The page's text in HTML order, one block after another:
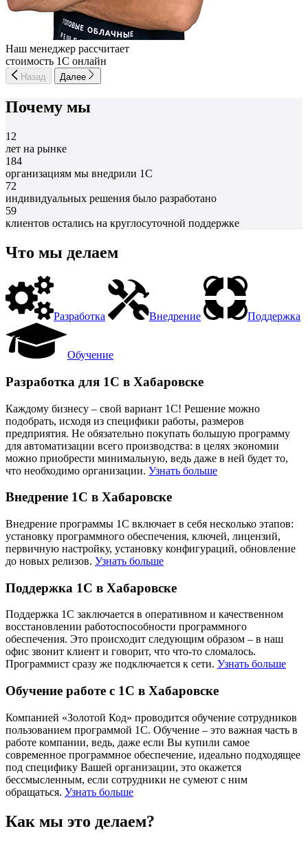
Наш менеджер рассчитает
стоимость 1С онлайн
Назад Далее
Почему мы
12
лет на рынке
184
организациям мы внедрили 1С
72
индивидуальных решения было разработано
59
клиентов остались на круглосуточной поддержке
Что мы делаем
Разработка Внедрение Поддержка
Обучение
Разработка для 1С в Хабаровске
Каждому бизнесу – свой вариант 1С! Решение можно
подобрать, исходя из специфики работы, размеров
предприятия. Не обязательно покупать большую программу
для автоматизации всего производства: в целях экономии
можно приобрести минимальную, ведь даже в ней будет то,
что необходимо организации. Узнать больше
Внедрение 1С в Хабаровске
Внедрение программы 1С включает в себя несколько этапов:
установку программного обеспечения, ключей, лицензий,
первичную настройку, установку конфигураций, обновление
до новых релизов. Узнать больше
Поддержка 1С в Хабаровске
Поддержка 1С заключается в оперативном и качественном
восстановлении работоспособности программного
обеспечения. Это происходит следующим образом – в наш
офис звонит клиент и говорит, что что-то сломалось.
Программист сразу же подключается к сети. Узнать больше
Обучение работе с 1С в Хабаровске
Компанией «Золотой Код» проводится обучение сотрудников
пользованием программой 1С. Обучение – это важная часть в
работе компании, ведь, даже если Вы купили самое
современное программное обеспечение, идеально подходящее
под специфику Вашей организации, это окажется
бессмысленным, если сотрудники не сумеют с ним
обращаться. Узнать больше
Как мы это делаем?